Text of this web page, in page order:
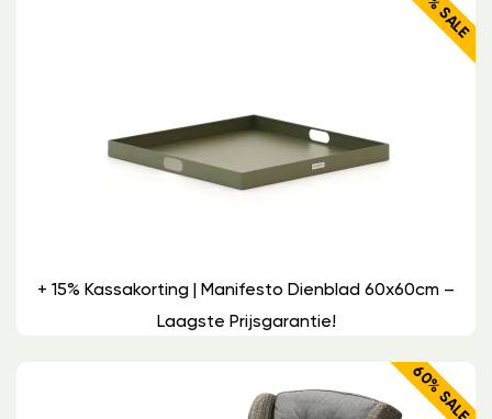
+ 15% Kassakorting | Manifesto Dienblad 60x60cm –
Laagste Prijsgarantie!
60% SALE